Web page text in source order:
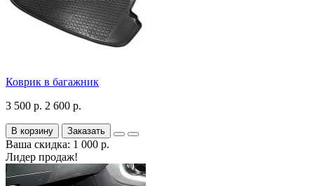
Коврик в багажник
3 500 р. 2 600 р.
В корзину Заказать
Ваша скидка: 1 000 р.
Лидер продаж!